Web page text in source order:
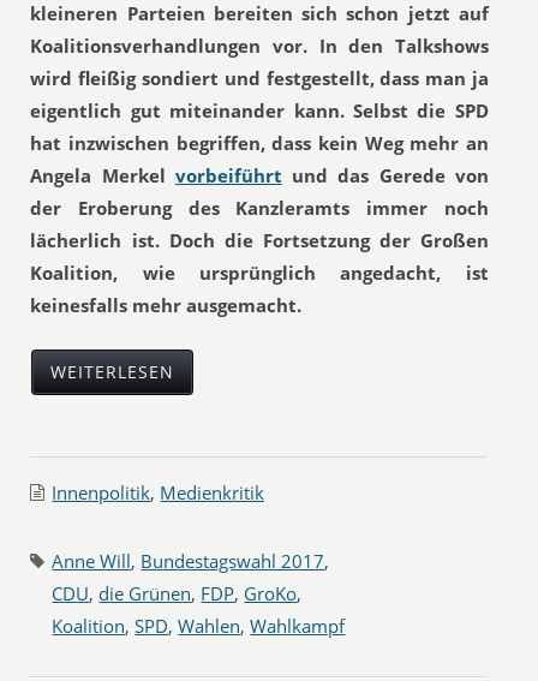
kleineren Parteien bereiten sich schon jetzt auf
Koalitionsverhandlungen vor. In den Talkshows
wird fleißig sondiert und festgestellt, dass man ja
eigentlich gut miteinander kann. Selbst die SPD
hat inzwischen begriffen, dass kein Weg mehr an
Angela Merkel vorbeiführt und das Gerede von
der Eroberung des Kanzleramts immer noch
lächerlich ist. Doch die Fortsetzung der Großen
Koalition, wie ursprünglich angedacht, ist
keinesfalls mehr ausgemacht.
WEITERLESEN
Innenpolitik, Medienkritik
Anne Will, Bundestagswahl 2017,
CDU, die Grünen, FDP, GroKo,
Koalition,SPD,Wahlen,Wahlkampf